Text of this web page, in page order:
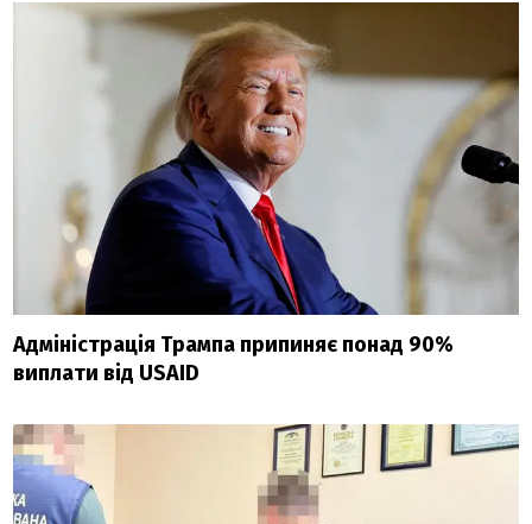
Адміністрація Трампа припиняє понад 90%
виплати від USAID